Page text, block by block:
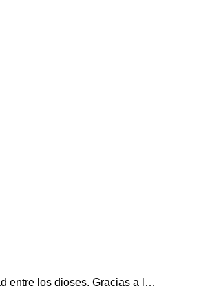
entre los dioses. Gracias a l…